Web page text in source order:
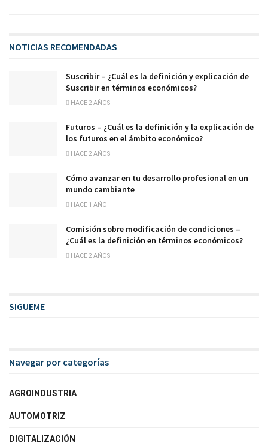
NOTICIAS RECOMENDADAS
Suscribir – ¿Cuál es la definición y explicación de
Suscribir en términos económicos?
HACE 2 AÑOS
Futuros – ¿Cuál es la definición y la explicación de
los futuros en el ámbito económico?
HACE 2 AÑOS
Cómo avanzar en tu desarrollo profesional en un
mundo cambiante
HACE 1 AÑO
Comisión sobre modificación de condiciones –
¿Cuál es la definición en términos económicos?
HACE 2 AÑOS
SIGUEME
Navegar por categorías
AGROINDUSTRIA
AUTOMOTRIZ
DIGITALIZACIÓN